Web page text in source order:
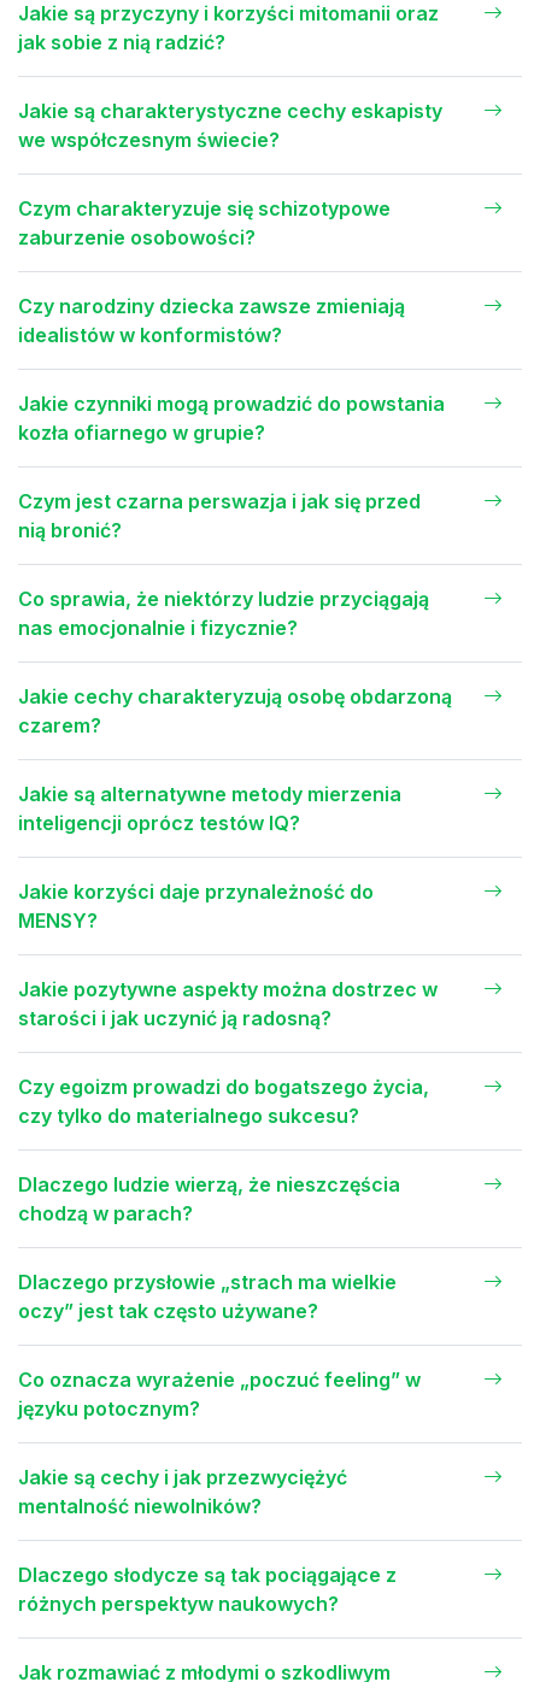
Jakie są przyczyny i korzyści mitomanii oraz
jak sobie z nią radzić?
Jakie są charakterystyczne cechy eskapisty
we współczesnym świecie?
Czym charakteryzuje się schizotypowe
zaburzenie osobowości?
Czy narodziny dziecka zawsze zmieniają
idealistów w konformistów?
Jakie czynniki mogą prowadzić do powstania
kozła ofiarnego w grupie?
Czym jest czarna perswazja i jak się przed
nią bronić?
Co sprawia, że niektórzy ludzie przyciągają
nas emocjonalnie i fizycznie?
Jakie cechy charakteryzują osobę obdarzoną
czarem?
Jakie są alternatywne metody mierzenia
inteligencji oprócz testów IQ?
Jakie korzyści daje przynależność do
MENSY?
Jakie pozytywne aspekty można dostrzec w
starości i jak uczynić ją radosną?
Czy egoizm prowadzi do bogatszego życia,
czy tylko do materialnego sukcesu?
Dlaczego ludzie wierzą, że nieszczęścia
chodzą w parach?
Dlaczego przysłowie „strach ma wielkie
oczy” jest tak często używane?
Co oznacza wyrażenie „poczuć feeling” w
języku potocznym?
Jakie są cechy i jak przezwyciężyć
mentalność niewolników?
Dlaczego słodycze są tak pociągające z
różnych perspektyw naukowych?
Jak rozmawiać z młodymi o szkodliwym